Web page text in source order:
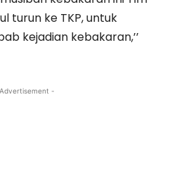
turun ke TKP, untuk
kejadian kebakaran,’’
-